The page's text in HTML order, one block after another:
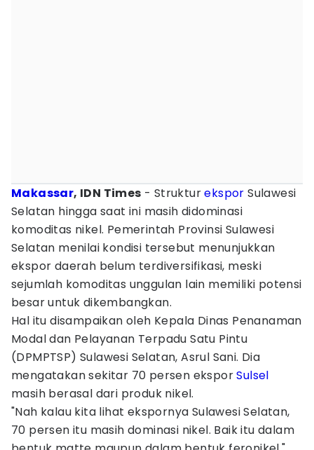
Makassar, IDN Times - Strukturekspor Sulawesi
Selatan hingga saat ini masih didominasi
komoditas nikel. Pemerintah Provinsi Sulawesi
Selatan menilai kondisi tersebut menunjukkan
ekspor daerah belum terdiversifikasi, meski
sejumlah komoditas unggulan lain memiliki potensi
besar untuk dikembangkan.
Hal itu disampaikan oleh Kepala Dinas Penanaman
Modal dan Pelayanan Terpadu Satu Pintu
(DPMPTSP) Sulawesi Selatan, Asrul Sani. Dia
mengatakan sekitar 70 persen eksporSulsel
masih berasal dari produk nikel.
"Nah kalau kita lihat ekspornya Sulawesi Selatan,
70 persen itu masih dominasi nikel. Baik itu dalam